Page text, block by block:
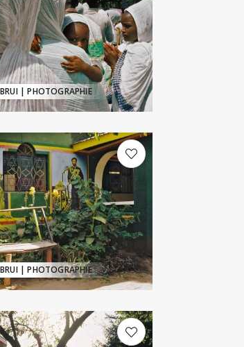
| PHOTOGRAPHIE
| PHOTOGRAPHIE